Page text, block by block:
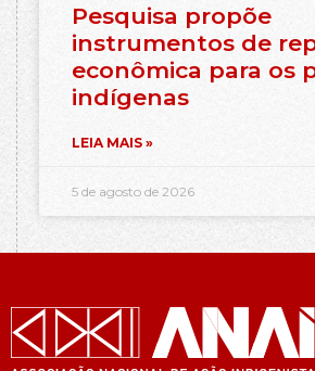
Pesquisa propõe
instrumentos de
econômica para os
indígenas
LEIA MAIS »
5 de agosto de 2026